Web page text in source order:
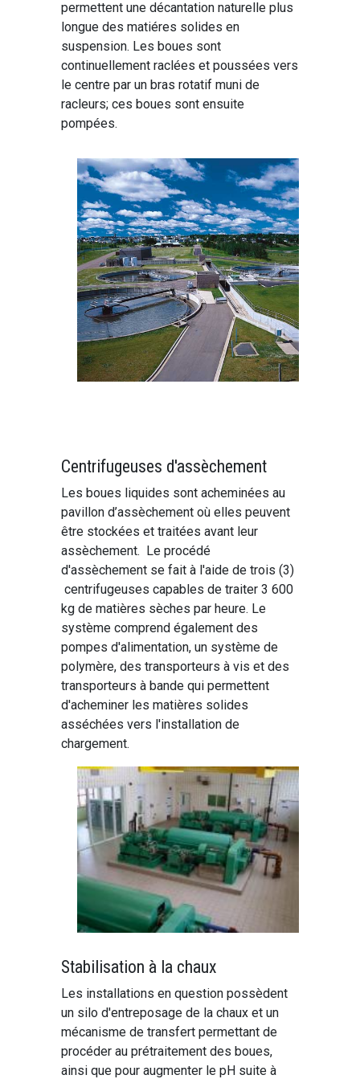
permettent une décantation naturelle plus
longue des matiéres solides en
suspension. Les boues sont
continuellement raclées et poussées vers
le centre par un bras rotatif muni de
racleurs; ces boues sont ensuite
pompées.
Centrifugeuses d'assèchement
Les boues liquides sont acheminées au
pavillon d’assèchement où elles peuvent
être stockées et traitées avant leur
assèchement. Le procédé
d'assèchement se fait à l'aide de trois (3)
centrifugeuses capables de traiter 3 600
kg de matières sèches par heure. Le
système comprend également des
pompes d'alimentation, un système de
polymère, des transporteurs à vis et des
transporteurs à bande qui permettent
d'acheminer les matières solides
asséchées vers l'installation de
chargement.
Stabilisation à la chaux
Les installations en question possèdent
un silo d'entreposage de la chaux et un
mécanisme de transfert permettant de
procéder au prétraitement des boues,
ainsi que pour augmenter le pH suite à